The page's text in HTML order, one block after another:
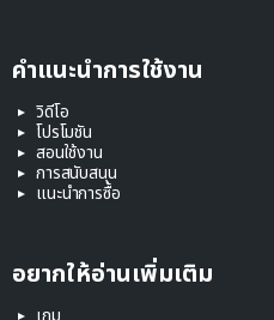
คำแนะนำการใช้งาน
วิดีโอ
โปรโมชัน
สอนใช้งาน
การสนับสนุน
แนะนำการซื้อ
อยากให้อ่านเพิ่มเติม
เกม